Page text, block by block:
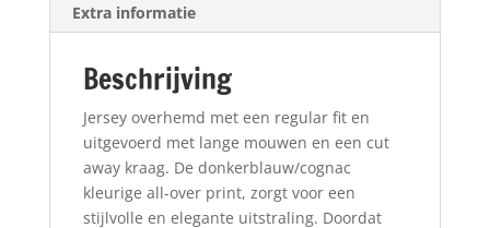
Extra informatie
Beschrijving
Jersey overhemd met een regular fit en
uitgevoerd met lange mouwen en een cut
away kraag. De donkerblauw/cognac
kleurige all-over print, zorgt voor een
stijlvolle en elegante uitstraling. Doordat